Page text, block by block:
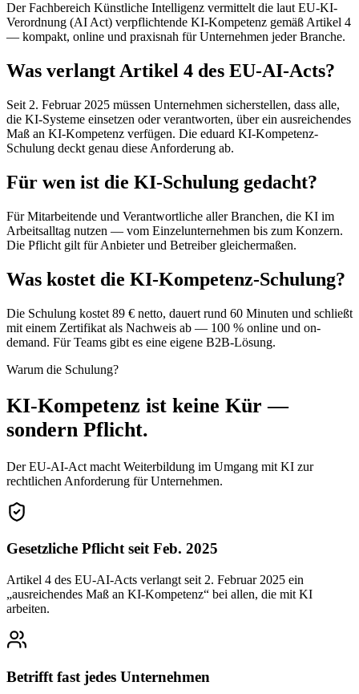
Der Fachbereich Künstliche Intelligenz vermittelt die laut EU-KI-
Verordnung (AI Act) verpflichtende KI-Kompetenz gemäß Artikel 4
— kompakt, online und praxisnah für Unternehmen jeder Branche.
Was verlangt Artikel 4 des EU-AI-Acts?
Seit 2. Februar 2025 müssen Unternehmen sicherstellen, dass alle,
die KI-Systeme einsetzen oder verantworten, über ein ausreichendes
Maß an KI-Kompetenz verfügen. Die eduard KI-Kompetenz-
Schulung deckt genau diese Anforderung ab.
Für wen ist die KI-Schulung gedacht?
Für Mitarbeitende und Verantwortliche aller Branchen, die KI im
Arbeitsalltag nutzen — vom Einzelunternehmen bis zum Konzern.
Die Pflicht gilt für Anbieter und Betreiber gleichermaßen.
Was kostet die KI-Kompetenz-Schulung?
Die Schulung kostet 89 € netto, dauert rund 60 Minuten und schließt
mit einem Zertifikat als Nachweis ab — 100 % online und on-
demand. Für Teams gibt es eine eigene B2B-Lösung.
Warum die Schulung?
KI-Kompetenz ist keine Kür —
sondern Pflicht.
Der EU-AI-Act macht Weiterbildung im Umgang mit KI zur
rechtlichen Anforderung für Unternehmen.
Gesetzliche Pflicht seit Feb. 2025
Artikel 4 des EU-AI-Acts verlangt seit 2. Februar 2025 ein
„ausreichendes Maß an KI-Kompetenz“ bei allen, die mit KI
arbeiten.
Betrifft fast jedes Unternehmen